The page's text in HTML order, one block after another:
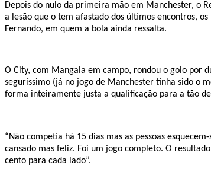
Depois do nulo da primeira mão em Manchester, o
a lesão que o tem afastado dos últimos encontros,
Fernando, em quem a bola ainda ressalta.
O City, com Mangala em campo, rondou o golo por
seguríssimo (já no jogo de Manchester tinha sido o
forma inteiramente justa a qualificação para a tão
“Não competia há 15 dias mas as pessoas
cansado mas feliz. Foi um jogo completo. O
cento para cada lado”.